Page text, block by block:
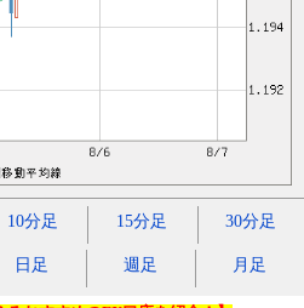
10分足 15分足 30分足
日足 週足 月足